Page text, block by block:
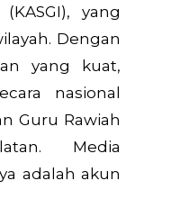
yang
Dengan
yang kuat,
nasional
Guru Rawiah
Media
adalah akun